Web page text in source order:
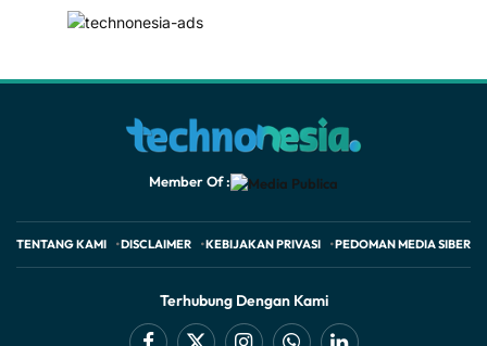
Member Of :
TENTANG KAMI DISCLAIMER KEBIJAKAN PRIVASI PEDOMAN MEDIA SIBER
Terhubung Dengan Kami